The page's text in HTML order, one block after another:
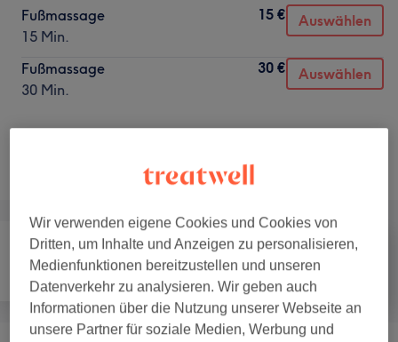
Fußmassage
15 Min.
15 € Auswählen
Fußmassage
30 Min.
30 € Auswählen
Nägel Gesicht Massage
Wir verwenden eigene Cookies und Cookies von
Dritten, um Inhalte und Anzeigen zu personalisieren,
Medienfunktionen bereitzustellen und unseren
Datenverkehr zu analysieren. Wir geben auch
Informationen über die Nutzung unserer Webseite an
unsere Partner für soziale Medien, Werbung und